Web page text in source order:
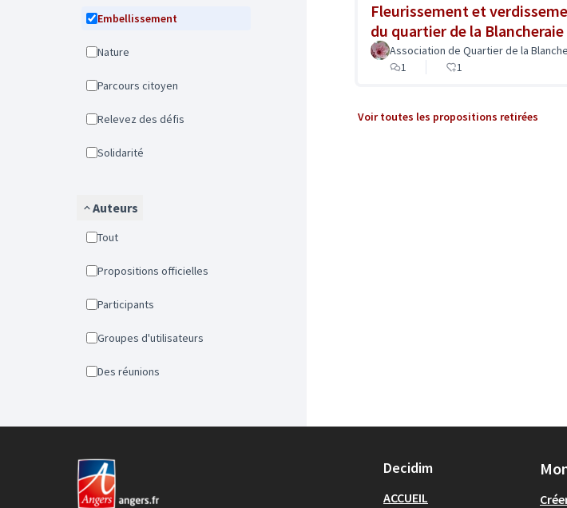
Embellissement
Nature
Parcours citoyen
Relevez des défis
Solidarité
Auteurs
Tout
Propositions officielles
Participants
Groupes d'utilisateurs
Des réunions
Fleurissement et
du quartier de la Blancheraie
Association de Quartier de la
1
1
Voir toutes les propositions retirées
Decidim
ACCUEIL